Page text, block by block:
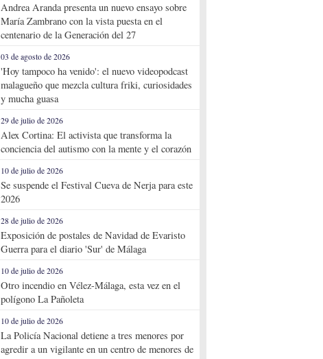
Andrea Aranda presenta un nuevo ensayo sobre
María Zambrano con la vista puesta en el
centenario de la Generación del 27
03 de agosto de 2026
'Hoy tampoco ha venido': el nuevo videopodcast
malagueño que mezcla cultura friki, curiosidades
y mucha guasa
29 de julio de 2026
Alex Cortina: El activista que transforma la
conciencia del autismo con la mente y el corazón
10 de julio de 2026
Se suspende el Festival Cueva de Nerja para este
2026
28 de julio de 2026
Exposición de postales de Navidad de Evaristo
Guerra para el diario 'Sur' de Málaga
10 de julio de 2026
Otro incendio en Vélez-Málaga, esta vez en el
polígono La Pañoleta
10 de julio de 2026
La Policía Nacional detiene a tres menores por
agredir a un vigilante en un centro de menores de